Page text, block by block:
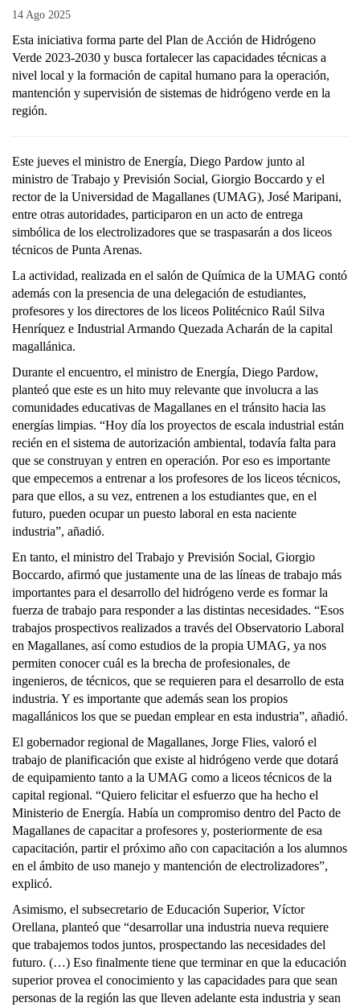
14 Ago 2025
Esta iniciativa forma parte del Plan de Acción de Hidrógeno
Verde 2023-2030 y busca fortalecer las capacidades técnicas a
nivel local y la formación de capital humano para la operación,
mantención y supervisión de sistemas de hidrógeno verde en la
región.
Este jueves el ministro de Energía, Diego Pardow junto al
ministro de Trabajo y Previsión Social, Giorgio Boccardo y el
rector de la Universidad de Magallanes (UMAG), José Maripani,
entre otras autoridades, participaron en un acto de entrega
simbólica de los electrolizadores que se traspasarán a dos liceos
técnicos de Punta Arenas.
La actividad, realizada en el salón de Química de la UMAG contó
además con la presencia de una delegación de estudiantes,
profesores y los directores de los liceos Politécnico Raúl Silva
Henríquez e Industrial Armando Quezada Acharán de la capital
magallánica.
Durante el encuentro, el ministro de Energía, Diego Pardow,
planteó que este es un hito muy relevante que involucra a las
comunidades educativas de Magallanes en el tránsito hacia las
energías limpias. “Hoy día los proyectos de escala industrial están
recién en el sistema de autorización ambiental, todavía falta para
que se construyan y entren en operación. Por eso es importante
que empecemos a entrenar a los profesores de los liceos técnicos,
para que ellos, a su vez, entrenen a los estudiantes que, en el
futuro, pueden ocupar un puesto laboral en esta naciente
industria”, añadió.
En tanto, el ministro del Trabajo y Previsión Social, Giorgio
Boccardo, afirmó que justamente una de las líneas de trabajo más
importantes para el desarrollo del hidrógeno verde es formar la
fuerza de trabajo para responder a las distintas necesidades. “Esos
trabajos prospectivos realizados a través del Observatorio Laboral
en Magallanes, así como estudios de la propia UMAG, ya nos
permiten conocer cuál es la brecha de profesionales, de
ingenieros, de técnicos, que se requieren para el desarrollo de esta
industria. Y es importante que además sean los propios
magallánicos los que se puedan emplear en esta industria”, añadió.
El gobernador regional de Magallanes, Jorge Flies, valoró el
trabajo de planificación que existe al hidrógeno verde que dotará
de equipamiento tanto a la UMAG como a liceos técnicos de la
capital regional. “Quiero felicitar el esfuerzo que ha hecho el
Ministerio de Energía. Había un compromiso dentro del Pacto de
Magallanes de capacitar a profesores y, posteriormente de esa
capacitación, partir el próximo año con capacitación a los alumnos
en el ámbito de uso manejo y mantención de electrolizadores”,
explicó.
Asimismo, el subsecretario de Educación Superior, Víctor
Orellana, planteó que “desarrollar una industria nueva requiere
que trabajemos todos juntos, prospectando las necesidades del
futuro. (…) Eso finalmente tiene que terminar en que la educación
superior provea el conocimiento y las capacidades para que sean
personas de la región las que lleven adelante esta industria y sean